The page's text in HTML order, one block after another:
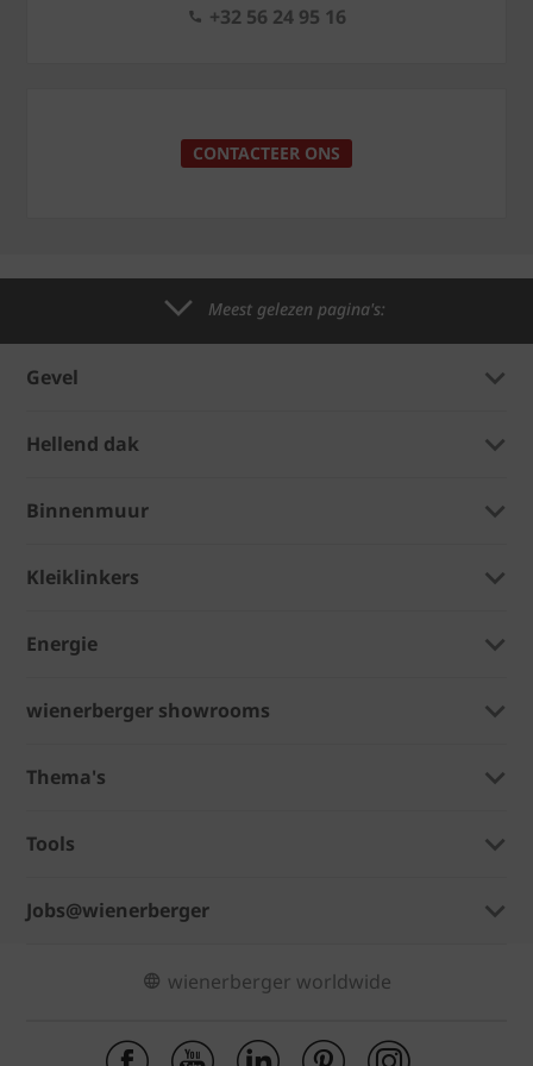
+32 56 24 95 16
CONTACTEER ONS
Meest gelezen pagina's:
Gevel
Hellend dak
Binnenmuur
Kleiklinkers
Energie
wienerberger showrooms
Thema's
Tools
Jobs@wienerberger
wienerberger worldwide